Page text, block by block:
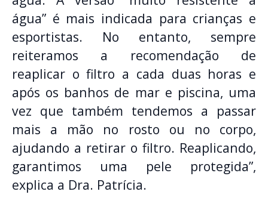
água” é mais indicada para crianças e
esportistas. No entanto, sempre
reiteramos a recomendação de
reaplicar o filtro a cada duas horas e
após os banhos de mar e piscina, uma
vez que também tendemos a passar
mais a mão no rosto ou no corpo,
ajudando a retirar o filtro. Reaplicando,
garantimos uma pele protegida”,
explica a Dra. Patrícia.